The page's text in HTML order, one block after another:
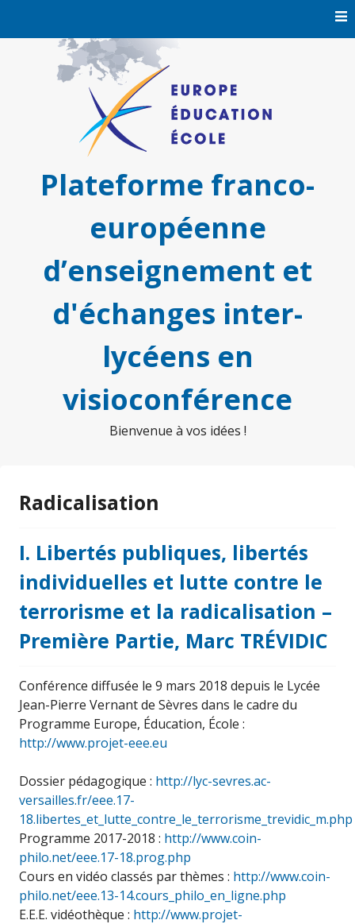
Plateforme franco-
européenne
d’enseignement et
d'échanges inter-
lycéens en
visioconférence
Bienvenue à vos idées !
Radicalisation
I. Libertés publiques, libertés
individuelles et lutte contre le
terrorisme et la radicalisation –
Première Partie, Marc TRÉVIDIC
Conférence diffusée le 9 mars 2018 depuis le Lycée
Jean-Pierre Vernant de Sèvres dans le cadre du
Programme Europe, Éducation, École :
http://www.projet-eee.eu
Dossier pédagogique : http://lyc-sevres.ac-
versailles.fr/eee.17-
18.libertes_et_lutte_contre_le_terrorisme_trevidic_m.php
Programme 2017-2018 : http://www.coin-
philo.net/eee.17-18.prog.php
Cours en vidéo classés par thèmes : http://www.coin-
philo.net/eee.13-14.cours_philo_en_ligne.php
E.E.E. vidéothèque : http://www.projet-